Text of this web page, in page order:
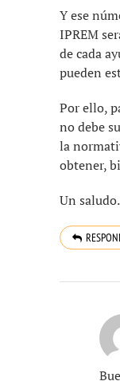
Y ese
IPREM
de cada
pueden
Por ello,
no debe
la
obtener,
Un saludo.